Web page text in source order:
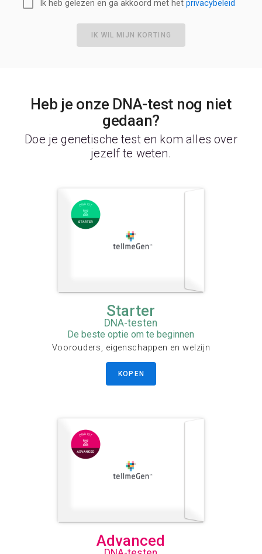
Ik heb gelezen en ga akkoord met het privacybeleid
IK WIL MIJN KORTING
Heb je onze DNA-test nog niet
gedaan?
Doe je genetische test en kom alles over
jezelf te weten.
Starter
DNA-testen
De beste optie om te beginnen
Voorouders, eigenschappen en welzijn
KOPEN
Advanced